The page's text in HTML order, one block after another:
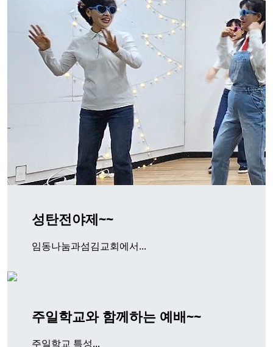
성탄전야제~~
임동나눔과섬김교회에서...
주일학교와 함께하는 예배~~
주일학교 특성...